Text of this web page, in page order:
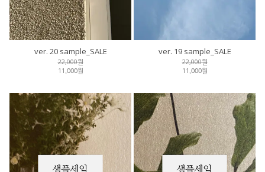
ver. 20 sample_SALE
22,000원
11,000원
ver. 19 sample_SALE
22,000원
11,000원